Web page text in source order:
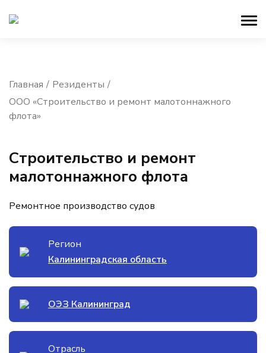
Главная
Резиденты
ООО «Строительство и ремонт малотоннажного
флота»
Строительство и ремонт
малотоннажного флота
Ремонтное производство судов
Регион
Калининградская область
ОЭЗ Калининград
Отрасль